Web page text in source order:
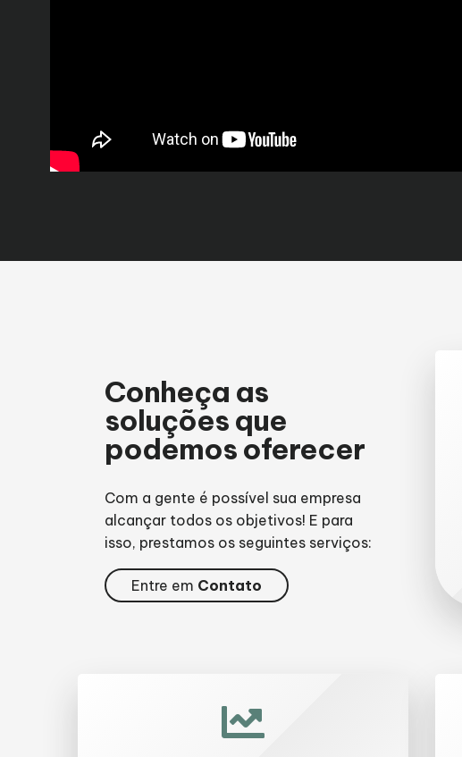
Conheça as
soluções que
podemos oferecer
Com a gente é possível sua empresa
alcançar todos os objetivos! E para
isso, prestamos os seguintes serviços:
Entre em Contato